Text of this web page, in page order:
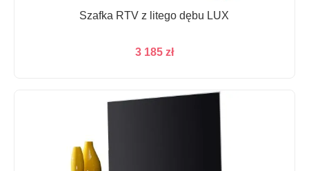
Szafka RTV z litego dębu LUX
3 185 zł